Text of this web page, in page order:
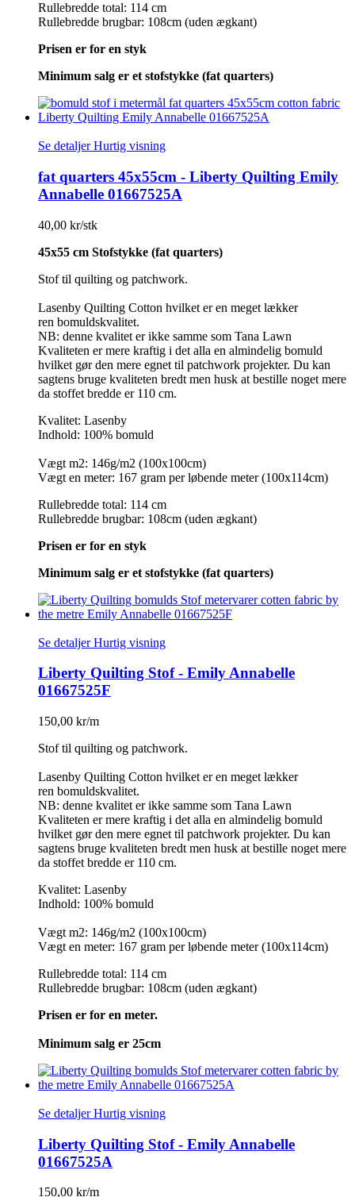
Rullebredde total: 114 cm
Rullebredde brugbar: 108cm (uden ægkant)
Prisen er for en styk
Minimum salg er et stofstykke (fat quarters)
Se detaljerHurtig visning
fat quarters 45x55cm - Liberty Quilting Emily
Annabelle 01667525A
40,00 kr/stk
45x55 cm Stofstykke (fat quarters)
Stof til quilting og patchwork.
Lasenby Quilting Cotton hvilket er en meget lækker
ren bomuldskvalitet.
NB: denne kvalitet er ikke samme som Tana Lawn
Kvaliteten er mere kraftig i det alla en almindelig bomuld
hvilket gør den mere egnet til patchwork projekter. Du kan
sagtens bruge kvaliteten bredt men husk at bestille noget mere
da stoffet bredde er 110 cm.
Kvalitet: Lasenby
Indhold: 100% bomuld
Vægt m2: 146g/m2 (100x100cm)
Vægt en meter: 167 gram per løbende meter (100x114cm)
Rullebredde total: 114 cm
Rullebredde brugbar: 108cm (uden ægkant)
Prisen er for en styk
Minimum salg er et stofstykke (fat quarters)
Se detaljerHurtig visning
Liberty Quilting Stof - Emily Annabelle
01667525F
150,00 kr/m
Stof til quilting og patchwork.
Lasenby Quilting Cotton hvilket er en meget lækker
ren bomuldskvalitet.
NB: denne kvalitet er ikke samme som Tana Lawn
Kvaliteten er mere kraftig i det alla en almindelig bomuld
hvilket gør den mere egnet til patchwork projekter. Du kan
sagtens bruge kvaliteten bredt men husk at bestille noget mere
da stoffet bredde er 110 cm.
Kvalitet: Lasenby
Indhold: 100% bomuld
Vægt m2: 146g/m2 (100x100cm)
Vægt en meter: 167 gram per løbende meter (100x114cm)
Rullebredde total: 114 cm
Rullebredde brugbar: 108cm (uden ægkant)
Prisen er for en meter.
Minimum salg er 25cm
Se detaljerHurtig visning
Liberty Quilting Stof - Emily Annabelle
01667525A
150,00 kr/m